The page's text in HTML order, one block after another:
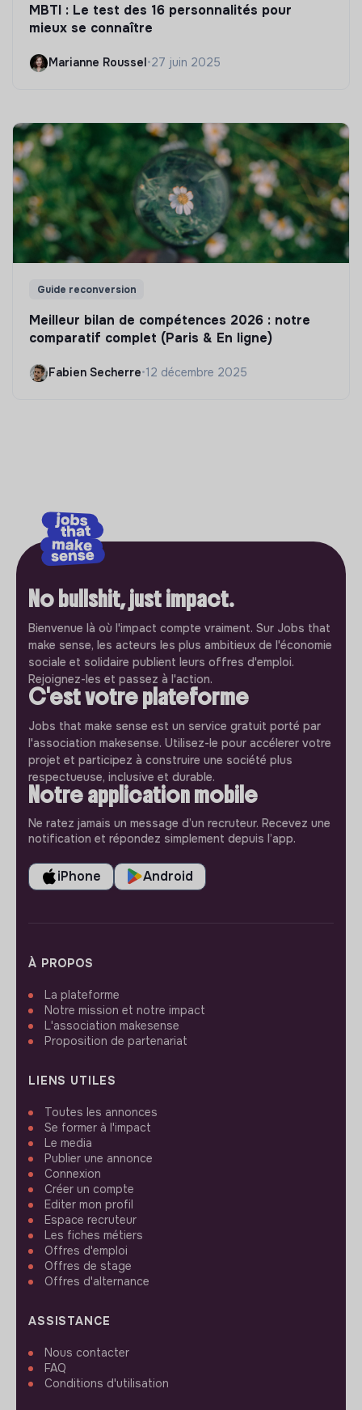
MBTI : Le test des 16 personnalités pour
mieux se connaître
Marianne Roussel •27 juin 2025
Guide reconversion
Meilleur bilan de compétences 2026 : notre
comparatif complet (Paris & En ligne)
Fabien Secherre•12 décembre 2025
No bullshit, just impact.
Bienvenue là où l'impact compte vraiment. Sur Jobs that
make sense, les acteurs les plus ambitieux de l'économie
sociale et solidaire publient leurs offres d'emploi.
Rejoignez-les et passez à l'action.
C'est votre plateforme
Jobs that make sense est un service gratuit porté par
l'association makesense. Utilisez-le pour accélerer votre
projet et participez à construire une société plus
respectueuse, inclusive et durable.
Notre application mobile
Ne ratez jamais un message d’un recruteur. Recevez une
notification et répondez simplement depuis l’app.
iPhone Android
À PROPOS
La plateforme
Notre mission et notre impact
L'association makesense
Proposition de partenariat
LIENS UTILES
Toutes les annonces
Se former à l'impact
Le media
Publier une annonce
Connexion
Créer un compte
Editer mon profil
Espace recruteur
Les fiches métiers
Offres d'emploi
Offres de stage
Offres d'alternance
ASSISTANCE
Nous contacter
FAQ
Conditions d'utilisation